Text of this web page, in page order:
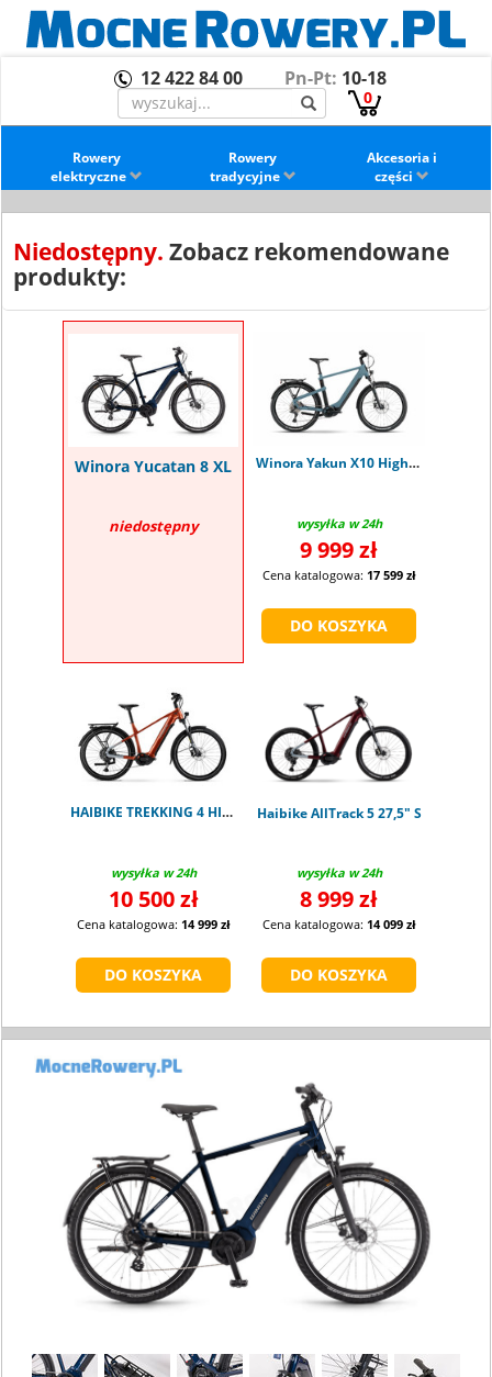
12 422 84 00 Pn-Pt: 10-18
0
Rowery
elektryczne
Rowery
tradycyjne
Akcesoria i
części
Niedostępny. Zobacz rekomendowane
produkty:
Winora Yucatan 8 XL
niedostępny
Winora Yakun X10 High shark M
wysyłka w 24h
9 999 zł
Cena katalogowa: 17 599 zł
HAIBIKE TREKKING 4 HIGH ORANGE M
wysyłka w 24h
10 500 zł
Cena katalogowa: 14 999 zł
Haibike AllTrack 5 27,5" S
wysyłka w 24h
8 999 zł
Cena katalogowa: 14 099 zł